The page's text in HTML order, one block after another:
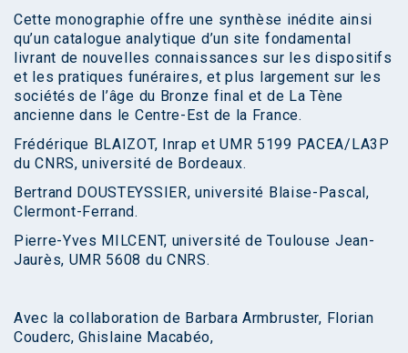
Cette monographie offre une synthèse inédite ainsi
qu’un catalogue analytique d’un site fondamental
livrant de nouvelles connaissances sur les dispositifs
et les pratiques funéraires, et plus largement sur les
sociétés de l’âge du Bronze final et de La Tène
ancienne dans le Centre-Est de la France.
Frédérique BLAIZOT, Inrap et UMR 5199 PACEA/LA3P
du CNRS, université de Bordeaux.
Bertrand DOUSTEYSSIER, université Blaise-Pascal,
Clermont-Ferrand.
Pierre-Yves MILCENT, université de Toulouse Jean-
Jaurès, UMR 5608 du CNRS.
Avec la collaboration de Barbara Armbruster, Florian
Couderc, Ghislaine Macabéo,